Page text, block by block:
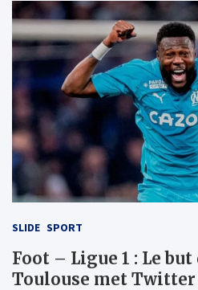
SLIDE SPORT
Foot – Ligue 1 : Le
Toulouse met Twitter